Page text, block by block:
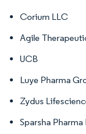
Corium LLC
Agile
UCB
Luye Pharma
Zydus
Sparsha